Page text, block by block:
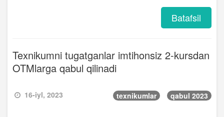
Batafsil
Texnikumni tugatganlar imtihonsiz 2-kursdan
OTMlarga qabul qilinadi
16-iyl, 2023 texnikumlar qabul 2023